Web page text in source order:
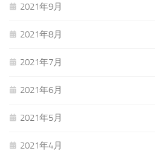
2021年9月
2021年8月
2021年7月
2021年6月
2021年5月
2021年4月